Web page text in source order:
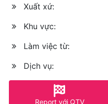
Xuất xứ:
Khu vực:
Làm việc từ:
Dịch vụ:
Report với QTV